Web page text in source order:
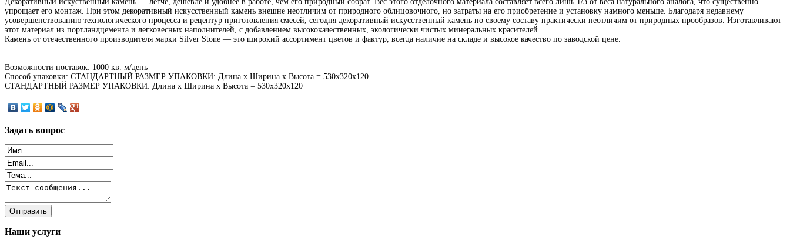
упрощает его монтаж. При этом декоративный искусственный камень внешне неотличим от природного облицовочного, но затраты на его приобретение и установку намного меньше. Благодаря недавнему
усовершенствованию технологического процесса и рецептур приготовления смесей, сегодня декоративный искусственный камень по своему составу практически неотличим от природных прообразов. Изготавливают
этот материал из портландцемента и легковесных наполнителей, с добавлением высококачественных, экологически чистых минеральных красителей.
Камень от отечественного производителя марки Silver Stone — это широкий ассортимент цветов и фактур, всегда наличие на складе и высокое качество по заводской цене.
Возможности поставок: 1000 кв. м/день
Способ упаковки: СТАНДАРТНЫЙ РАЗМЕР УПАКОВКИ: Длина х Ширина х Высота = 530х320х120
СТАНДАРТНЫЙ РАЗМЕР УПАКОВКИ: Длина х Ширина х Высота = 530х320х120
Задать вопрос
Наши услуги